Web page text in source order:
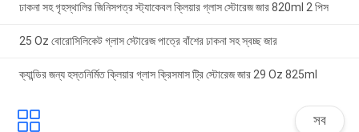
ঢাকনা সহ গৃহস্থালির জিনিসপত্র স্ট্যাকেবল ক্লিয়ার গ্লাস স্টোরেজ জার 820ml 2 পিস
25 Oz বোরোসিলিকেট গ্লাস স্টোরেজ পাত্রে বাঁশের ঢাকনা সহ স্বচ্ছ জার
ক্যান্ডির জন্য হস্তনির্মিত ক্লিয়ার গ্লাস ক্রিসমাস ট্রি স্টোরেজ জার 29 Oz 825ml
সব